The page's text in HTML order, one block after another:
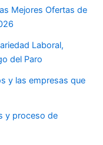
Mejores Ofertas de
Laboral,
del Paro
y las empresas que
y proceso de